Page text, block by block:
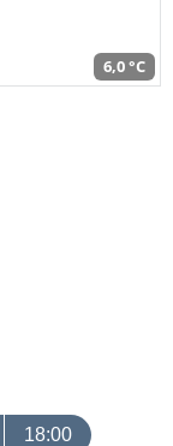
6,0 °C
18:00